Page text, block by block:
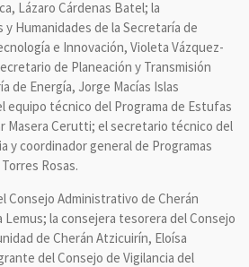
Lázaro Cárdenas Batel; la
Humanidades de la Secretaría de
e Innovación, Violeta Vázquez-
de Planeación y Transmisión
de Energía, Jorge Macías Islas
equipo técnico del Programa de Estufas
Masera Cerutti; el secretario técnico del
y coordinador general de Programas
Rosas.
Consejo Administrativo de Cherán
Lemus; la consejera tesorera del Consejo
de Cherán Atzicuirín, Eloísa
del Consejo de Vigilancia del